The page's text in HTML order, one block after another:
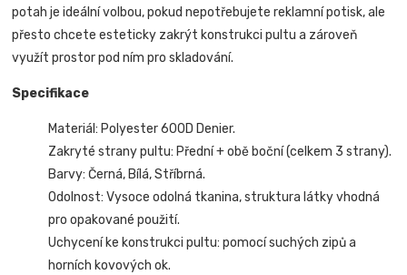
potah je ideální volbou, pokud nepotřebujete reklamní potisk, ale
přesto chcete esteticky zakrýt konstrukci pultu a zároveň
využít prostor pod ním pro skladování.
Specifikace
Materiál: Polyester 600D Denier.
Zakryté strany pultu: Přední + obě boční (celkem 3 strany).
Barvy: Černá, Bílá, Stříbrná.
Odolnost: Vysoce odolná tkanina, struktura látky vhodná
pro opakované použití.
Uchycení ke konstrukci pultu: pomocí suchých zipů a
horních kovových ok.